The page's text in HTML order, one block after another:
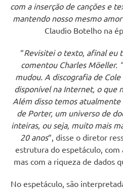
com a inserção de canções e
mantendo nosso mesmo
Claudio Botelho na
“Revisitei o texto, afinal eu
comentou Charles Möeller.
mudou. A discografia de
disponível na Internet, o que
Além disso temos atualmente
de Porter, um universo de
inteiras, ou seja, muito mais
20 anos“, disse o diretor
estrutura do espetáculo, com
mas com a riqueza de dados
No espetáculo, são